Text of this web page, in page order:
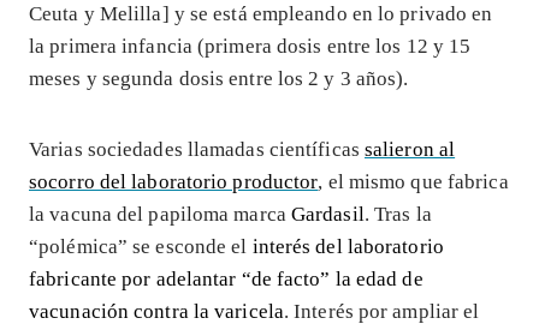
Ceuta y Melilla] y se está empleando en lo privado en
la primera infancia (primera dosis entre los 12 y 15
meses y segunda dosis entre los 2 y 3 años).
Varias sociedades llamadas científicas salieron al
socorro del laboratorio productor, el mismo que fabrica
la vacuna del papiloma marca Gardasil. Tras la
“polémica” se esconde el interés del laboratorio
fabricante por adelantar “de facto” la edad de
vacunación contra la varicela. Interés por ampliar el